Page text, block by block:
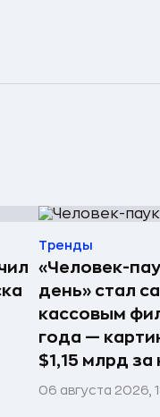
Тренды
«Человек-
день» стал
кассовым
года —
$1,15 млрд
06 августа 2026,